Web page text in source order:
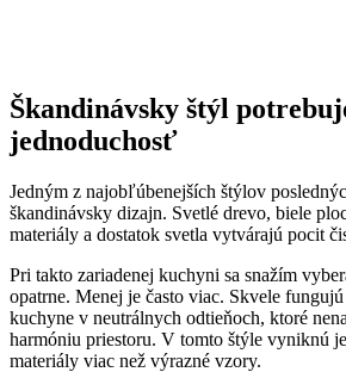
Škandinávsky štýl
jednoduchosť
Jedným z najobľúbenejších štýlov
škandinávsky dizajn. Svetlé drevo, biele
materiály a dostatok svetla vytvárajú pocit
Pri takto zariadenej kuchyni sa snažím
opatrne. Menej je často viac. Skvele
kuchyne v neutrálnych odtieňoch, ktoré
harmóniu priestoru. V tomto štýle vyniknú
materiály viac než výrazné vzory.